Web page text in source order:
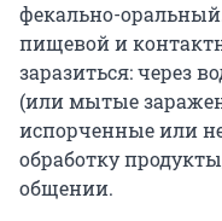
фекально-
пищевой и
заразиться: через
(или мытые
испорченные или
обработку
общении.